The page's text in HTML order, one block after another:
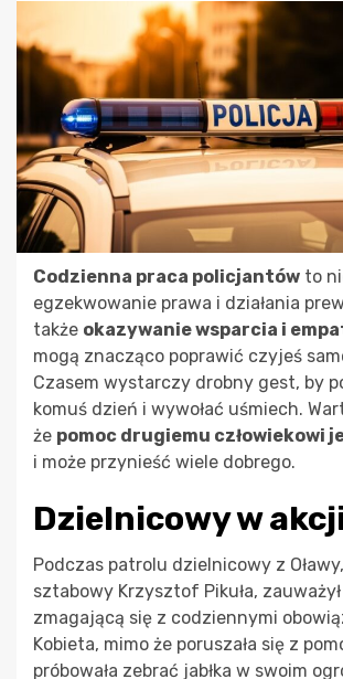
Codzienna praca policjantów to
egzekwowanie prawa i działania
także okazywanie wsparcia i
mogą znacząco poprawić czyjeś
Czasem wystarczy drobny gest, by
komuś dzień i wywołać uśmiech.
że pomoc drugiemu człowiekowi
i może przynieść wiele dobrego.
Dzielnicowy w
Podczas patrolu dzielnicowy z
sztabowy Krzysztof Pikuła,
zmagającą się z codziennymi
Kobieta, mimo że poruszała się z
próbowała zebrać jabłka w swoim